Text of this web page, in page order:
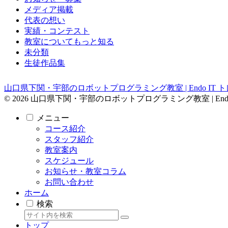
メディア掲載
代表の想い
実績・コンテスト
教室についてもっと知る
未分類
生徒作品集
山口県下関・宇部のロボットプログラミング教室 | Endo IT
© 2026 山口県下関・宇部のロボットプログラミング教室 |
メニュー
コース紹介
スタッフ紹介
教室案内
スケジュール
お知らせ・教室コラム
お問い合わせ
ホーム
検索
トップ